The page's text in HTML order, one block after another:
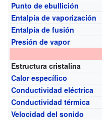
Punto de ebullición
Entalpía de vaporización
Entalpía de fusión
Presión de vapor
Estructura cristalina
Calor específico
Conductividad eléctrica
Conductividad térmica
Velocidad del sonido